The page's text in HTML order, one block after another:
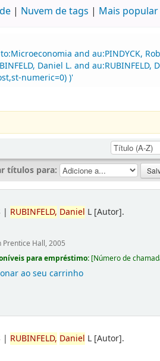
Nuvem de tags Mais popular
and au:PINDYCK,
Daniel L. and
numeric=0) )'
títulos para:
| RUBINFELD, Daniel L [Autor].
Prentice Hall, 2005
para empréstimo: [Número de
ao seu carrinho
| RUBINFELD, Daniel L [Autor].